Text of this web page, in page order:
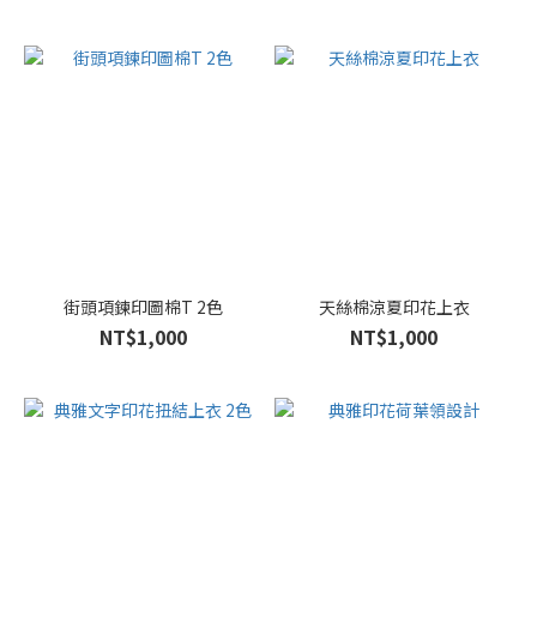
街頭項鍊印圖棉T 2色
NT$1,000
天絲棉涼夏印花上衣
NT$1,000